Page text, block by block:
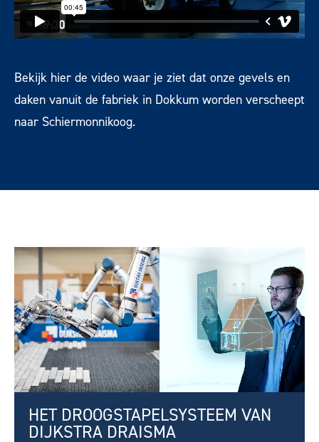
Bekijk hier de video waar je ziet dat onze gevels en
daken vanuit de fabriek in Dokkum worden verscheept
naar Schiermonnikoog.
HET DROOGSTAPELSYSTEEM VAN
DIJKSTRA DRAISMA